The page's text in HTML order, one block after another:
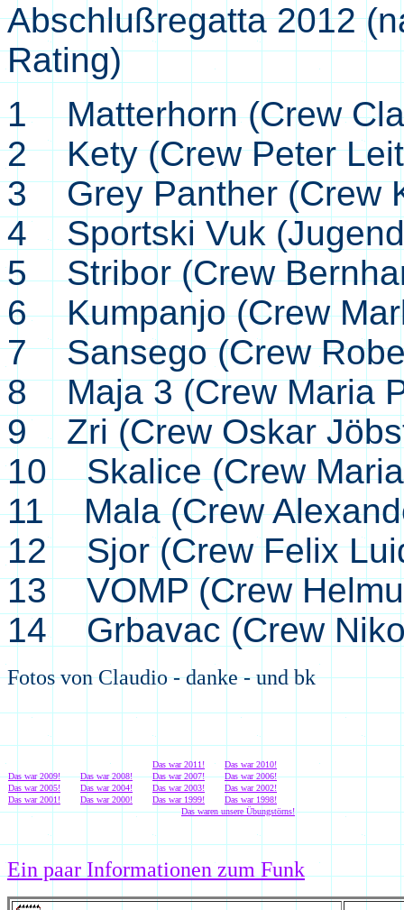
Abschlußregatta 2012
Rating)
1 Matterhorn (Crew
2 Kety (Crew Peter
3 Grey Panther (Crew
4 Sportski Vuk
5 Stribor (Crew
6 Kumpanjo (Crew
7 Sansego (Crew
8 Maja 3 (Crew Maria
9 Zri (Crew Oskar
10 Skalice (Crew
11 Mala (Crew
12 Sjor (Crew Felix
13 VOMP (Crew
14 Grbavac (Crew
Fotos von Claudio - danke - und bk
Das war 2011!
Das war 2010!
Das war 2009!
Das war 2008! Das war 2007!
Das war 2006!
Das war 2005!
Das war 2004! Das war 2003!
Das war 2002!
Das war 2001!
Das war 2000! Das war 1999!
Das war 1998!
Das waren unsere Übungstörns!
Ein paar Informationen zum Funk